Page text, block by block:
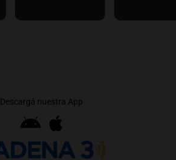
Descargá nuestra App